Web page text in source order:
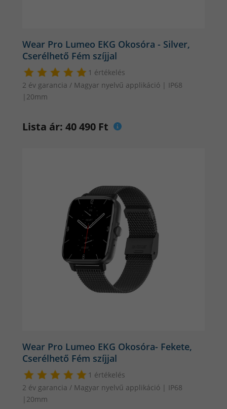
Wear Pro Lumeo EKG Okosóra - Silver,
Cserélhető Fém szíjjal
1 értékelés
2 év garancia / Magyar nyelvű applikáció | IP68
|20mm
Lista ár: 40 490 Ft
Wear Pro Lumeo EKG Okosóra- Fekete,
Cserélhető Fém szíjjal
1 értékelés
2 év garancia / Magyar nyelvű applikáció | IP68
|20mm